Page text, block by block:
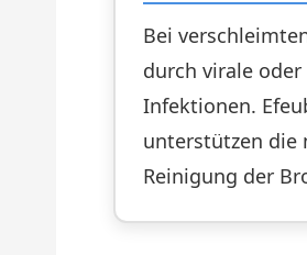
Bei
durch virale
Infektionen.
unterstützen die
Reinigung der